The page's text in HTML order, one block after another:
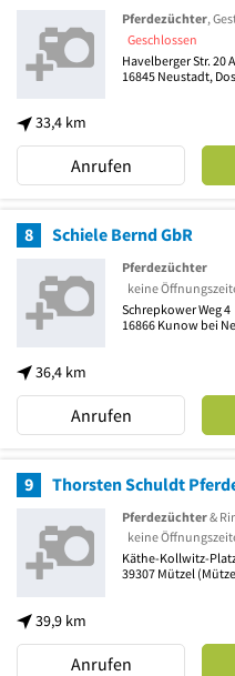
33,4 km
Pferdezüchter,
Geschlossen
Havelberger Str. 20 A
16845 Neustadt,
Anrufen
8 Schiele Bernd GbR
36,4 km
Pferdezüchter
keine
Schrepkower Weg 4
16866 Kunow bei
Anrufen
9 Thorsten Schuldt
39,9 km
Pferdezüchter&
keine
Käthe-Kollwitz-
39307 Mützel
Anrufen